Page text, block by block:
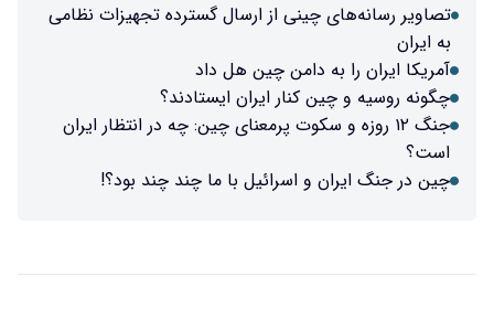
تصاویر رسانه‌های چینی از ارسال گسترده تجهیزات نظامی
به ایران
آمریکا ایران را به دامن چین هل داد
چگونه روسیه و چین کنار ایران ایستادند؟
جنگ ۱۲ روزه و سکوت پرمعنای چین: چه در انتظار ایران
است؟
چین در جنگ ایران و اسرائیل با ما چند چند بود؟!